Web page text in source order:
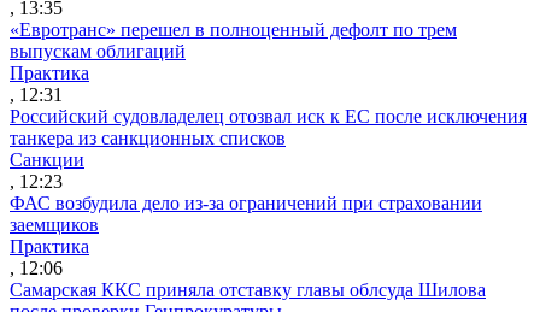
, 13:35
«Евротранс» перешел в полноценный дефолт по трем
выпускам облигаций
Практика
, 12:31
Российский судовладелец отозвал иск к ЕС после исключения
танкера из санкционных списков
Санкции
, 12:23
ФАС возбудила дело из-за ограничений при страховании
заемщиков
Практика
, 12:06
Самарская ККС приняла отставку главы облсуда Шилова